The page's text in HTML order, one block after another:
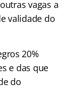
vagas a
validade do
20%
e das que
do